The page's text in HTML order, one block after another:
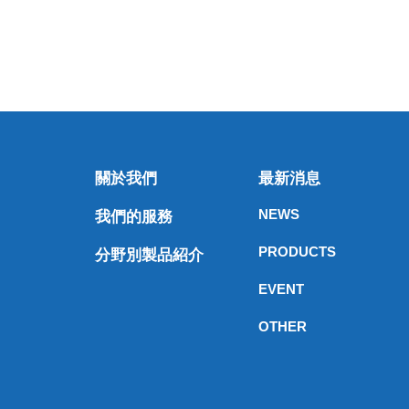
關於我們
我們的服務
分野別製品紹介
最新消息
NEWS
PRODUCTS
EVENT
OTHER